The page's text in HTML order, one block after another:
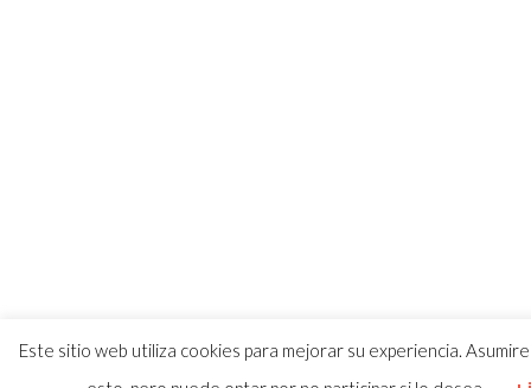
Este sitio web utiliza cookies para mejorar su experiencia.